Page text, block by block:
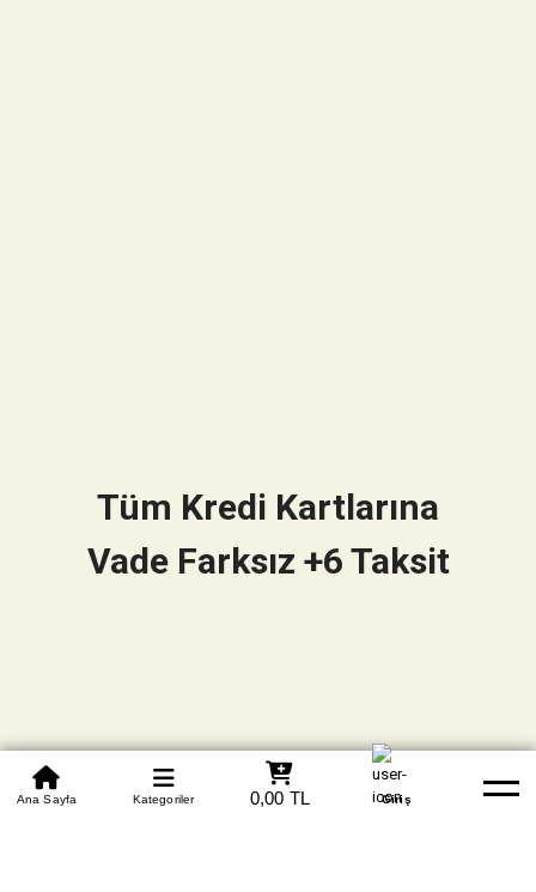
0850 305 09 70
Beden Tablosu Banka Hesapları Whatsapp Yardım
Ana Sayfa Kategoriler 0,00 TL Giriş
Tüm Kredi Kartlarına
Vade Farksız +6 Taksit